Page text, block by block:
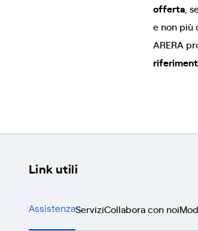
offerta ,
e non più
ARERA
Link utili
AssistenzaServiziCollabora con noi